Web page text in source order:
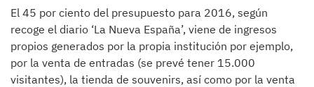
El 45 por ciento del presupuesto para 2016, según
recoge el diario ‘La Nueva España’, viene de ingresos
propios generados por la propia institución por ejemplo,
por la venta de entradas (se prevé tener 15.000
visitantes), la tienda de souvenirs, así como por la venta